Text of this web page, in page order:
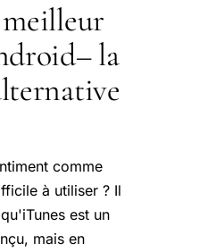
la
comme
à utiliser ? Il
est un
mais en